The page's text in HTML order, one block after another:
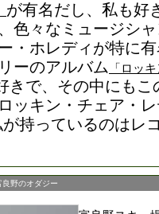
が有名だし、私も好
色々なミュージシ
・ホレディが特に
ーのアルバム
「ロッ
きで、その中にもこ
ッキン・チェア・
持っているのはレ
野のオダジー